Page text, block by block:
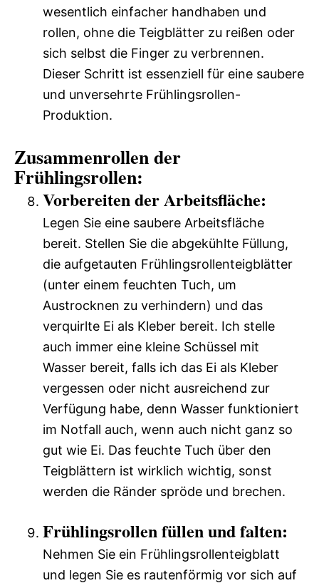
wesentlich einfacher handhaben und
rollen, ohne die Teigblätter zu reißen oder
sich selbst die Finger zu verbrennen.
Dieser Schritt ist essenziell für eine saubere
und unversehrte Frühlingsrollen-
Produktion.
Zusammenrollen der
Frühlingsrollen:
Vorbereiten der Arbeitsfläche:
Legen Sie eine saubere Arbeitsfläche
bereit. Stellen Sie die abgekühlte Füllung,
die aufgetauten Frühlingsrollenteigblätter
(unter einem feuchten Tuch, um
Austrocknen zu verhindern) und das
verquirlte Ei als Kleber bereit. Ich stelle
auch immer eine kleine Schüssel mit
Wasser bereit, falls ich das Ei als Kleber
vergessen oder nicht ausreichend zur
Verfügung habe, denn Wasser funktioniert
im Notfall auch, wenn auch nicht ganz so
gut wie Ei. Das feuchte Tuch über den
Teigblättern ist wirklich wichtig, sonst
werden die Ränder spröde und brechen.
Frühlingsrollen füllen und falten:
Nehmen Sie ein Frühlingsrollenteigblatt
und legen Sie es rautenförmig vor sich auf